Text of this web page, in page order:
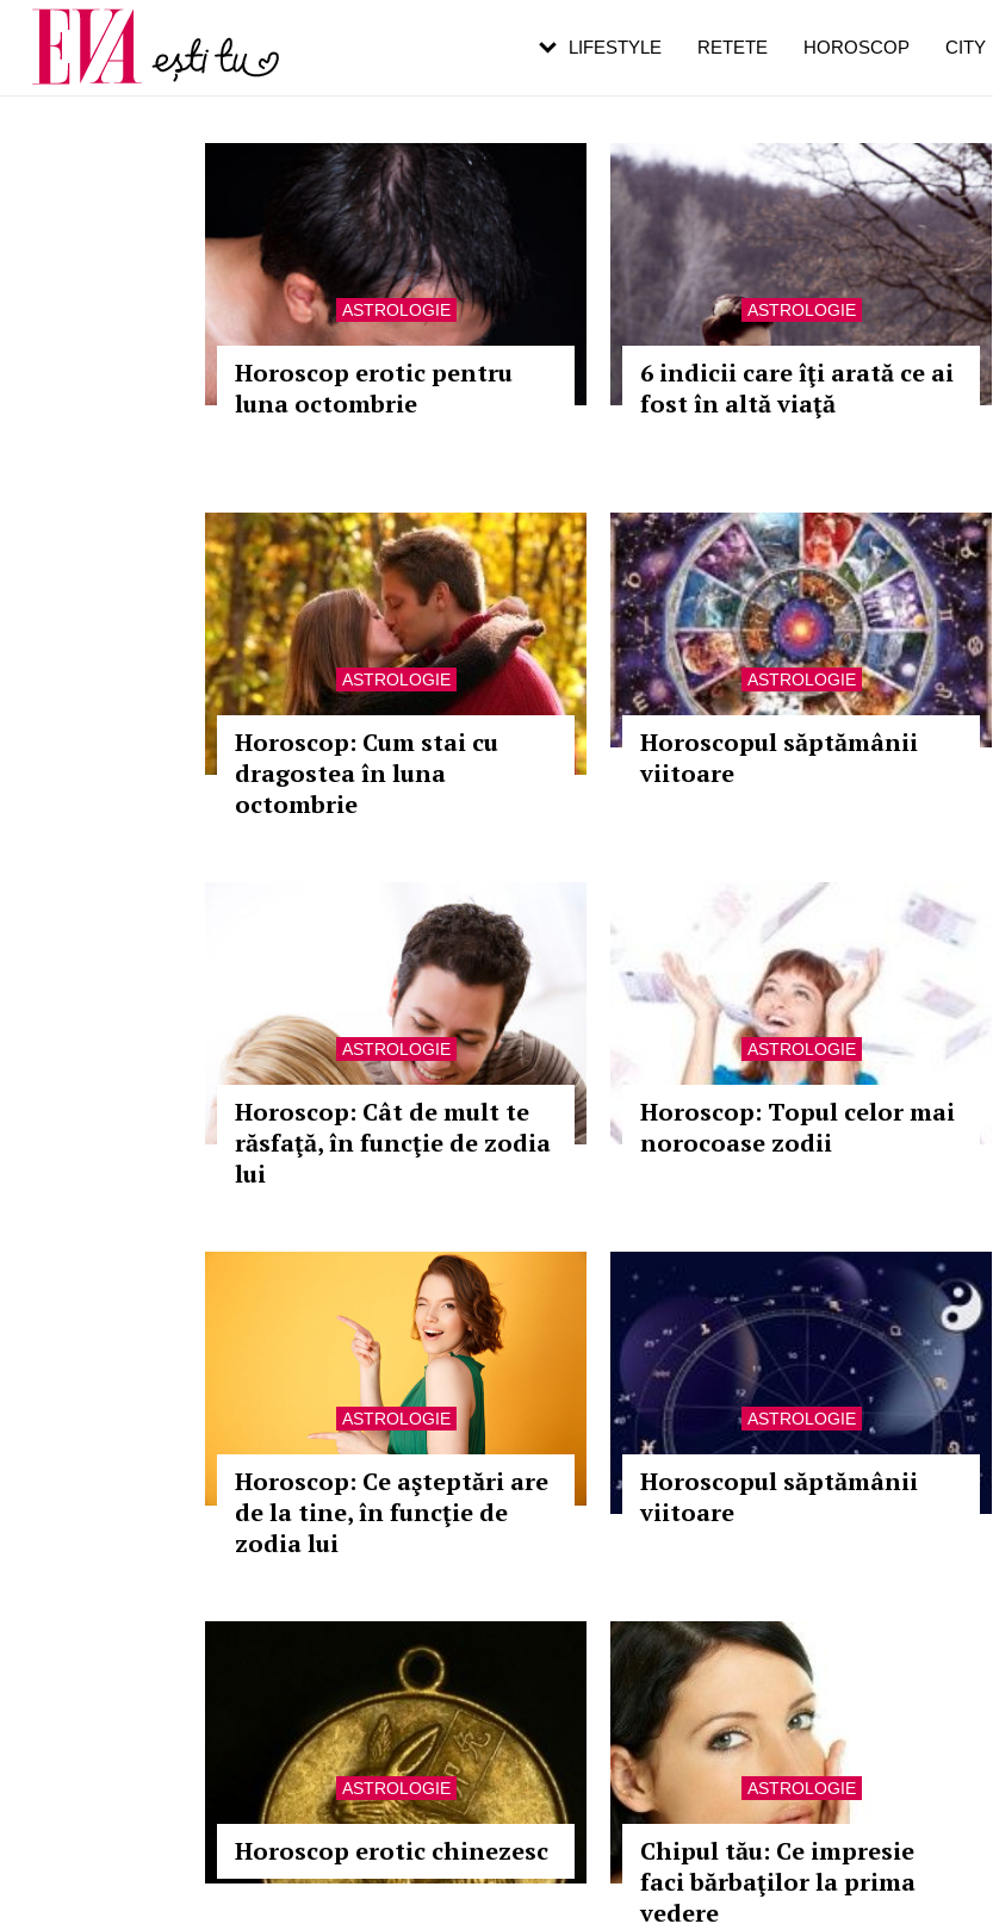
ASTROLOGIE
Horoscop erotic pentru
luna octombrie
ASTROLOGIE
6 indicii care îţi arată ce ai
fost în altă viaţă
ASTROLOGIE
Horoscop: Cum stai cu
dragostea în luna
octombrie
ASTROLOGIE
Horoscopul săptămânii
viitoare
ASTROLOGIE
Horoscop: Cât de mult te
răsfaţă, în funcţie de zodia
lui
ASTROLOGIE
Horoscop: Topul celor mai
norocoase zodii
ASTROLOGIE
Horoscop: Ce aşteptări are
de la tine, în funcţie de
zodia lui
ASTROLOGIE
Horoscopul săptămânii
viitoare
ASTROLOGIE
Horoscop erotic chinezesc
ASTROLOGIE
Chipul tău: Ce impresie
faci bărbaţilor la prima
vedere
LIFESTYLE RETETE HOROSCOP CITY
Carieră
Actualitate
pe măsură ce înaintezi în vârstă
de dureroasă este investigația